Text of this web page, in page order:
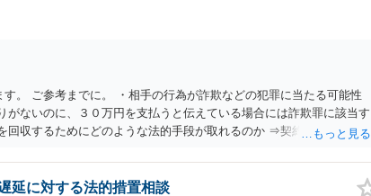
。 ご参考までに。 ・相手の行為が詐欺などの犯罪に当たる可能性
ないのに、３０万円を支払うと伝えている場合には詐欺罪に該当す
回収するためにどのような法的手段が取れるのか ⇒契約に基づく履
として 民法上無効（民法９０条）となるため、相手方に請求できな
や住所が分からない状態でも対応可能なのか ⇒訴訟等の裁判上の手
延に対する法的措置相談